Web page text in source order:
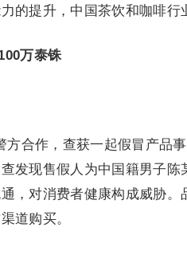
的提升，中国茶饮和咖啡行
万泰铢
方合作，查获一起假冒产品
发现售假人为中国籍男子陈
，对消费者健康构成威胁。
道购买。